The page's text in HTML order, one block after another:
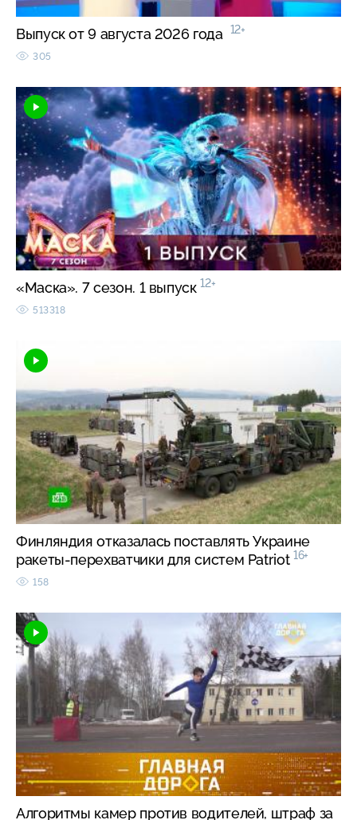
Выпуск от 9 августа 2026 года 12+
305
«Маска». 7 сезон. 1 выпуск 12+
513318
Финляндия отказалась поставлять Украине
ракеты-перехватчики для систем Patriot 16+
158
Алгоритмы камер против водителей, штраф за